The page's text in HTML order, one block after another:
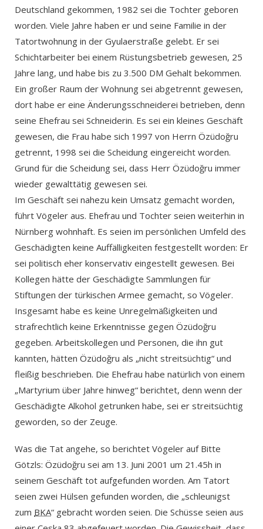
Deutschland gekommen, 1982 sei die Tochter geboren
worden. Viele Jahre haben er und seine Familie in der
Tatortwohnung in der Gyulaerstraße gelebt. Er sei
Schichtarbeiter bei einem Rüstungsbetrieb gewesen, 25
Jahre lang, und habe bis zu 3.500 DM Gehalt bekommen.
Ein großer Raum der Wohnung sei abgetrennt gewesen,
dort habe er eine Änderungsschneiderei betrieben, denn
seine Ehefrau sei Schneiderin. Es sei ein kleines Geschäft
gewesen, die Frau habe sich 1997 von Herrn Özüdoğru
getrennt, 1998 sei die Scheidung eingereicht worden.
Grund für die Scheidung sei, dass Herr Özüdoğru immer
wieder gewalttätig gewesen sei.
Im Geschäft sei nahezu kein Umsatz gemacht worden,
führt Vögeler aus. Ehefrau und Tochter seien weiterhin in
Nürnberg wohnhaft. Es seien im persönlichen Umfeld des
Geschädigten keine Auffälligkeiten festgestellt worden: Er
sei politisch eher konservativ eingestellt gewesen. Bei
Kollegen hätte der Geschädigte Sammlungen für
Stiftungen der türkischen Armee gemacht, so Vögeler.
Insgesamt habe es keine Unregelmäßigkeiten und
strafrechtlich keine Erkenntnisse gegen Özüdoğru
gegeben. Arbeitskollegen und Personen, die ihn gut
kannten, hätten Özüdoğru als „nicht streitsüchtig“ und
fleißig beschrieben. Die Ehefrau habe natürlich von einem
„Martyrium über Jahre hinweg“ berichtet, denn wenn der
Geschädigte Alkohol getrunken habe, sei er streitsüchtig
geworden, so der Zeuge.
Was die Tat angehe, so berichtet Vögeler auf Bitte
Götzls: Özüdoğru sei am 13. Juni 2001 um 21.45h in
seinem Geschäft tot aufgefunden worden. Am Tatort
seien zwei Hülsen gefunden worden, die „schleunigst
zum BKA“ gebracht worden seien. Die Schüsse seien aus